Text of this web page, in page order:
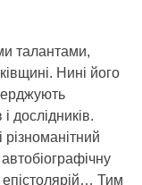
талантами,
Нині його
дослідників.
епістолярій… Тим